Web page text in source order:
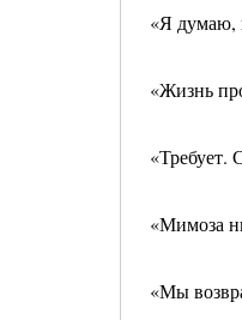
«Я думаю,
«Жизнь
«Требует.
«Мимоза
«Мы